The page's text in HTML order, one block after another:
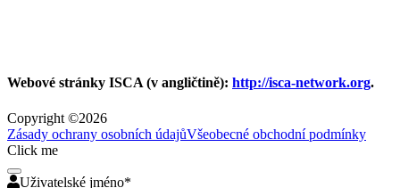
Webové stránky ISCA (v angličtině): http://isca-network.org.
Copyright ©2026
Zásady ochrany osobních údajůVšeobecné obchodní podmínky
Click me
Uživatelské jméno*